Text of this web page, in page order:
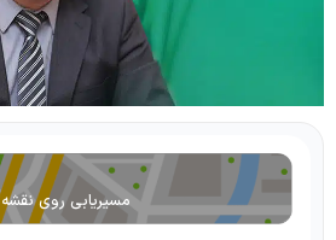
مسیریابی روی نقشه